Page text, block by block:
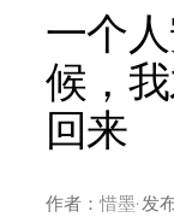
一个
候，
回来
作者： 惜墨· 发